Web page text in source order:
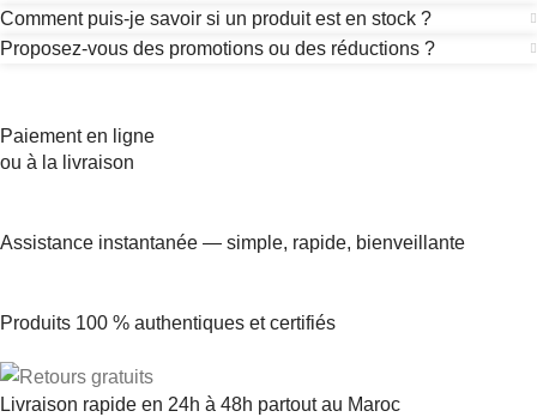
Comment puis-je savoir si un produit est en stock ?
Proposez-vous des promotions ou des réductions ?
Paiement en ligne
ou à la livraison
Assistance instantanée — simple, rapide, bienveillante
Produits 100 % authentiques et certifiés
Livraison rapide en 24h à 48h partout au Maroc